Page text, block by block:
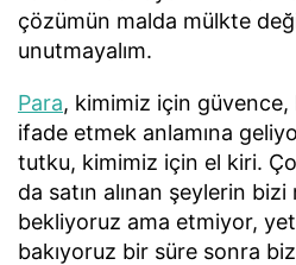
çözümün malda mülkte
unutmayalım.
Para, kimimiz için
ifade etmek anlamına
tutku, kimimiz için el kiri.
da satın alınan şeylerin
bekliyoruz ama etmiyor,
bakıyoruz bir süre sonra